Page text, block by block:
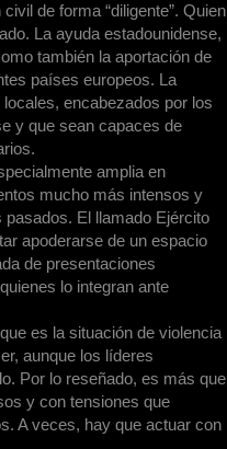
de forma “diligente”. Quien
La ayuda estadounidense,
también la aportación de
países europeos. La
encabezados por los
y que sean capaces de
amplia en
mucho más intensos y
El llamado Ejército
apoderarse de un espacio
de presentaciones
lo integran ante
es la situación de violencia
aunque los líderes
Por lo reseñado, es más que
y con tensiones que
A veces, hay que actuar con